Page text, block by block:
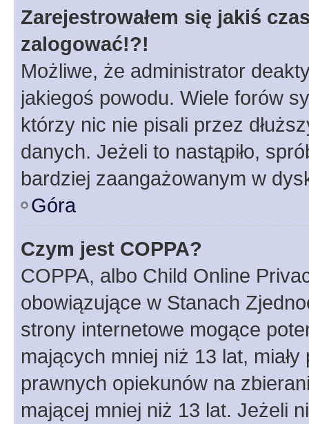
Zarejestrowałem się jakiś
zalogować!?!
Możliwe, że administrator
jakiegoś powodu. Wiele forów
którzy nic nie pisali przez
danych. Jeżeli to nastąpiło,
bardziej zaangażowanym w
Góra
Czym jest COPPA?
COPPA, albo Child Online
obowiązujące w Stanach
strony internetowe mogące
mających mniej niż 13 lat,
prawnych opiekunów na
mającej mniej niż 13 lat. Jeżeli